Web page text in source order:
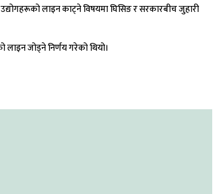
लाइन काट्ने विषयमा घिसिङ र सरकारबीच जुहारी
जोड्ने निर्णय गरेको थियो।